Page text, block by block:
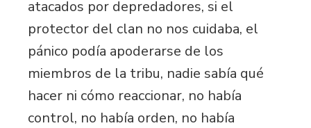
atacados por depredadores, si el
protector del clan no nos cuidaba, el
pánico podía apoderarse de los
miembros de la tribu, nadie sabía qué
hacer ni cómo reaccionar, no había
control, no había orden, no había